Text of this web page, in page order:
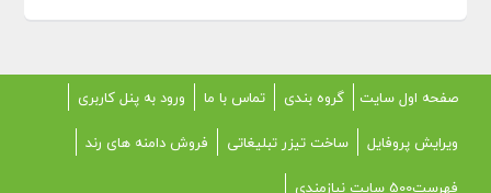
صفحه اول سایت گروه بندی تماس با ما
ورود به پنل کاربری
ویرایش پروفایل
ساخت تیزر تبلیغاتی
فروش دامنه های رند
فهرست500 سایت نیازمندی